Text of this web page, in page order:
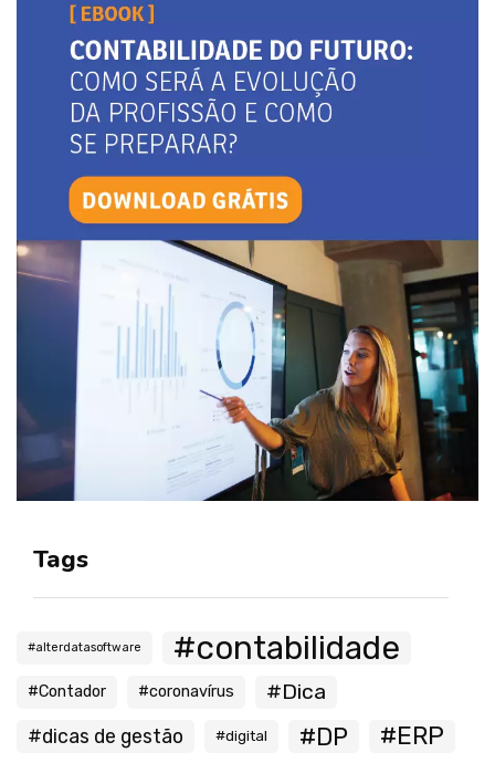
Tags
#alterdatasoftware #contabilidade
#Contador #coronavírus #Dica
#dicas de gestão #digital #DP #ERP